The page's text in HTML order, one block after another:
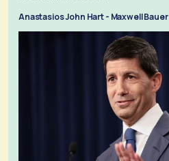
Anastasios John Hart - Maxwell Bauer